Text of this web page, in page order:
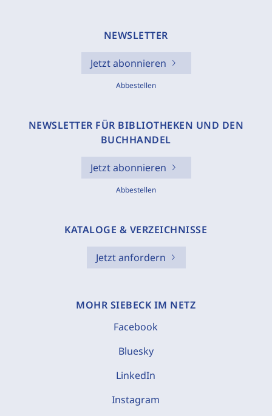
NEWSLETTER
Jetzt abonnieren
Abbestellen
NEWSLETTER FÜR BIBLIOTHEKEN UND DEN
BUCHHANDEL
Jetzt abonnieren
Abbestellen
KATALOGE & VERZEICHNISSE
Jetzt anfordern
MOHR SIEBECK IM NETZ
Facebook
Bluesky
LinkedIn
Instagram